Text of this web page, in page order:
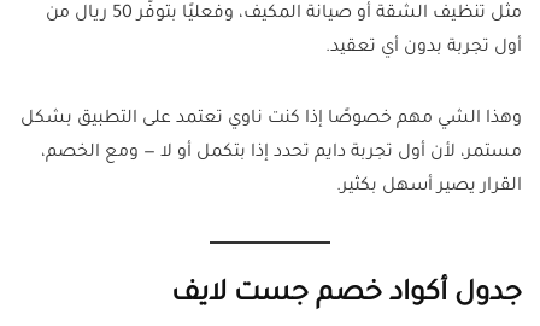
مثل تنظيف الشقة أو صيانة المكيف، وفعليًا بتوفّر 50 ريال من
أول تجربة بدون أي تعقيد.
وهذا الشي مهم خصوصًا إذا كنت ناوي تعتمد على التطبيق بشكل
مستمر، لأن أول تجربة دايم تحدد إذا بتكمل أو لا — ومع الخصم،
القرار يصير أسهل بكثير.
جدول أكواد خصم جست لايف